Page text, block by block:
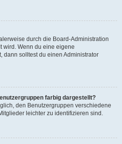
durch die Board-Administration
wird. Wenn du eine eigene
dann solltest du einen Administrator
farbig dargestellt?
den Benutzergruppen verschiedene
leichter zu identifizieren sind.